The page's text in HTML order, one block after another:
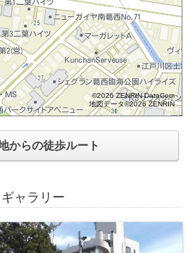
©2026 ZENRIN DataCom
地図データ©2026 ZENRIN
からの徒歩ルート
ャラリー